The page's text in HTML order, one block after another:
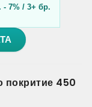
- 7% / 3+ бр.
покритие 450